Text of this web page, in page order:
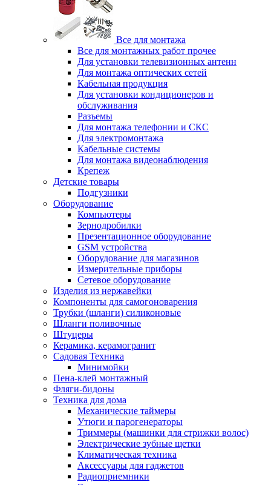
Все для монтажа
Все для монтажных работ прочее
Для установки телевизионных антенн
Для монтажа оптических сетей
Кабельная продукция
Для установки кондиционеров и
обслуживания
Разъемы
Для монтажа телефонии и СКС
Для электромонтажа
Кабельные системы
Для монтажа видеонаблюдения
Крепеж
Детские товары
Подгузники
Оборудование
Компьютеры
Зернодробилки
Презентационное оборудование
GSM устройства
Оборудование для магазинов
Измерительные приборы
Сетевое оборудование
Изделия из нержавейки
Компоненты для самогоноварения
Трубки (шланги) силиконовые
Шланги поливочные
Штуцеры
Керамика, керамогранит
Садовая Техника
Минимойки
Пена-клей монтажный
Фляги-бидоны
Техника для дома
Механические таймеры
Утюги и парогенераторы
Триммеры (машинки для стрижки волос)
Электрические зубные щетки
Климатическая техника
Аксессуары для гаджетов
Радиоприемники